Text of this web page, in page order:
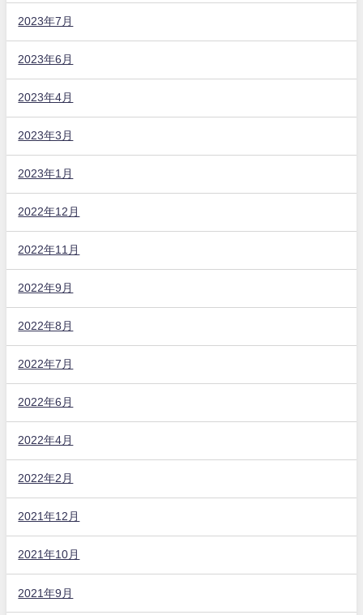
2023年7月
2023年6月
2023年4月
2023年3月
2023年1月
2022年12月
2022年11月
2022年9月
2022年8月
2022年7月
2022年6月
2022年4月
2022年2月
2021年12月
2021年10月
2021年9月